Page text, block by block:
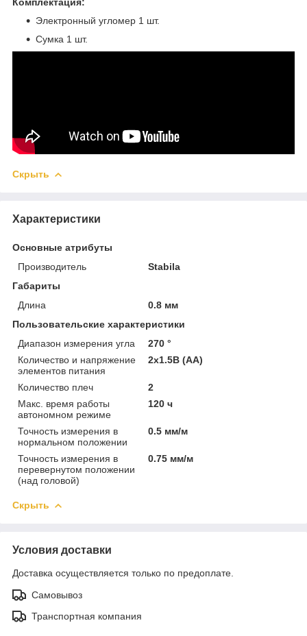
Электронный угломер 1 шт.
Сумка 1 шт.
Скрыть
Характеристики
Основные атрибуты
Производитель
Stabila
Габариты
Длина
0.8 мм
Пользовательские характеристики
Диапазон измерения угла
270 °
Количество и напряжение
элементов питания
2x1.5В (AA)
Количество плеч
2
Макс. время работы
автономном режиме
120 ч
Точность измерения в
нормальном положении
0.5 мм/м
Точность измерения в
перевернутом положении
(над головой)
0.75 мм/м
Скрыть
Условия доставки
Доставка осуществляется только по предоплате.
Самовывоз
Транспортная компания